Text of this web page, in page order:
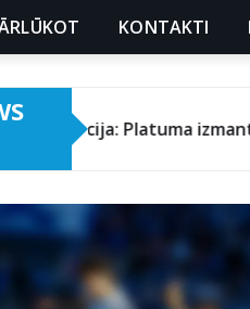
KONTAKTI
izmantošana